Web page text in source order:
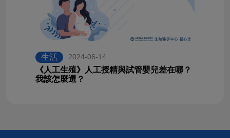
生活 2024-06-14
《人工生殖》人工授精與試管嬰兒差在哪？
我該怎麼選？